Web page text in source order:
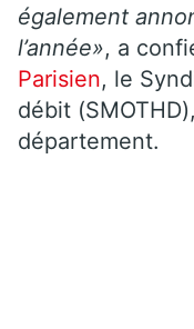
également
l’année», a
Parisien, le
débit
département.